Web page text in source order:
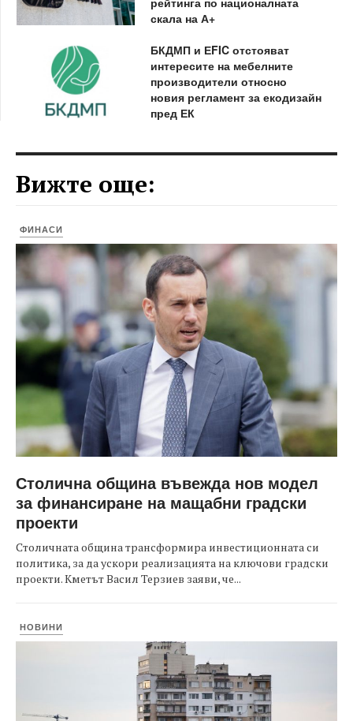
скала на А+
БКДМП и ЕFIC отстояват
интересите на мебелните
производители относно
новия регламент за екодизайн
пред ЕК
Вижте още:
ФИНАСИ
Столична община въвежда нов модел
за финансиране на мащабни градски
проекти
Столичната община трансформира инвестиционната си
политика, за да ускори реализацията на ключови градски
проекти. Кметът Васил Терзиев заяви, че...
НОВИНИ